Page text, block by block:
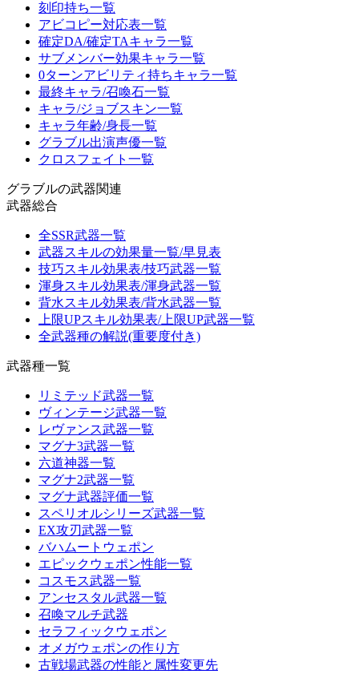
刻印持ち一覧
アビコピー対応表一覧
確定DA/確定TAキャラ一覧
サブメンバー効果キャラ一覧
0ターンアビリティ持ちキャラ一覧
最終キャラ/召喚石一覧
キャラ/ジョブスキン一覧
キャラ年齢/身長一覧
グラブル出演声優一覧
クロスフェイト一覧
グラブルの武器関連
武器総合
全SSR武器一覧
武器スキルの効果量一覧/早見表
技巧スキル効果表/技巧武器一覧
渾身スキル効果表/渾身武器一覧
背水スキル効果表/背水武器一覧
上限UPスキル効果表/上限UP武器一覧
全武器種の解説(重要度付き)
武器種一覧
リミテッド武器一覧
ヴィンテージ武器一覧
レヴァンス武器一覧
マグナ3武器一覧
六道神器一覧
マグナ2武器一覧
マグナ武器評価一覧
スペリオルシリーズ武器一覧
EX攻刃武器一覧
バハムートウェポン
エピックウェポン性能一覧
コスモス武器一覧
アンセスタル武器一覧
召喚マルチ武器
セラフィックウェポン
オメガウェポンの作り方
古戦場武器の性能と属性変更先